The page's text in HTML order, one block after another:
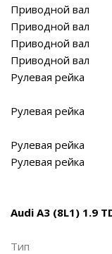
Приводной вал
Приводной вал
Приводной вал
Приводной вал
Рулевая рейка
Рулевая рейка
Рулевая рейка
Рулевая рейка
Audi A3 (8L1) 1.9
Тип